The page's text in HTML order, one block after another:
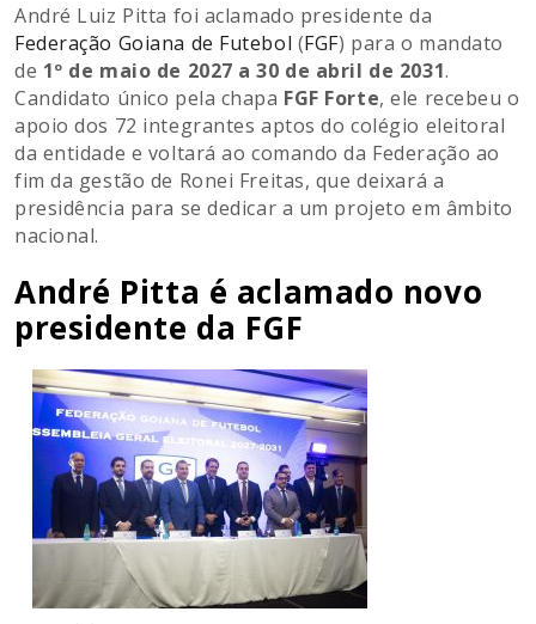
André Luiz Pitta foi aclamado presidente da
Federação Goiana de Futebol (FGF) para o mandato
de 1º de maio de 2027 a 30 de abril de 2031.
Candidato único pela chapa FGF Forte, ele recebeu o
apoio dos 72 integrantes aptos do colégio eleitoral
da entidade e voltará ao comando da Federação ao
fim da gestão de Ronei Freitas, que deixará a
presidência para se dedicar a um projeto em âmbito
nacional.
André Pitta é aclamado novo
presidente da FGF